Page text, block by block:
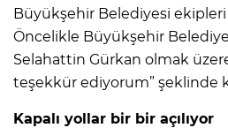
Büyükşehir Belediyesi ekipleri
Öncelikle Büyükşehir Belediye
Selahattin Gürkan olmak
teşekkür ediyorum” şeklinde
Kapalı yollar bir bir açılıyor